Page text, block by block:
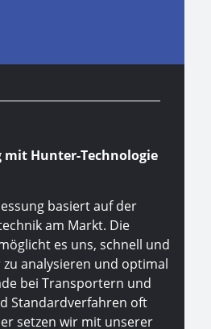
mit Hunter-Technologie
basiert auf der
am Markt. Die
es uns, schnell und
analysieren und optimal
bei Transportern und
Standardverfahren oft
setzen wir mit unserer